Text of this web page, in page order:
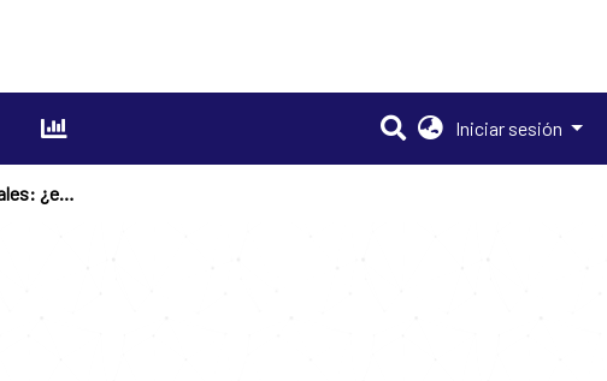
Iniciar sesión
Iglesias pentecostales: ¿empresas de la fe?